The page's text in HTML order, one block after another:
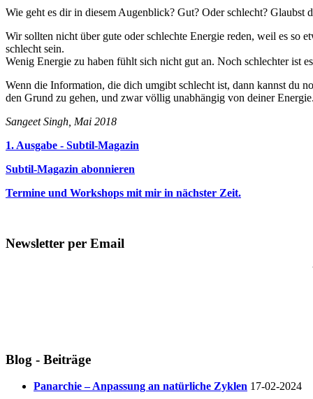
Wie geht es dir in diesem Augenblick? Gut? Oder schlecht? Glaubst
Wir sollten nicht über gute oder schlechte Energie reden, weil es
schlecht sein.
Wenig Energie zu haben fühlt sich nicht gut an. Noch schlechter ist
Wenn die Information, die dich umgibt schlecht ist, dann kannst du
den Grund zu gehen, und zwar völlig unabhängig von deiner
Sangeet Singh, Mai 2018
1. Ausgabe - Subtil-Magazin
Subtil-Magazin abonnieren
Termine und Workshops mit mir in nächster Zeit.
Newsletter per Email
Blog - Beiträge
Panarchie – Anpassung an natürliche Zyklen 17-02-2024